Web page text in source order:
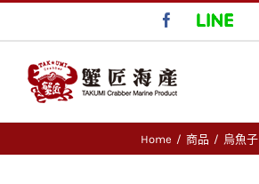
Facebook
LINE
Home / 商品 / 烏魚子